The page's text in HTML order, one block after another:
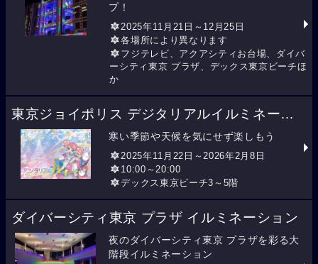
プ！
2025年11月21日～12月25日
各場所により異なります
フジテレビ、アクアシティお台場、ダイバ
ーシティ東京 プラザ、デックス東京ビーチほ
か
東京ジョイポリス デジタリアルイルミネーション
寒い季節や天候を気にせず楽しもう
2025年11月22日～2026年2月8日
10:00～20:00
デックス東京ビーチ3～5階
ダイバーシティ東京 プラザ イルミネーション
夜のダイバーシティ東京 プラザを彩る大
階段イルミネーション